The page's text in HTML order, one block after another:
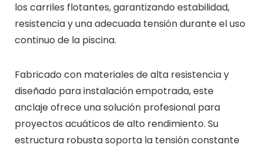
los carriles flotantes, garantizando estabilidad,
resistencia y una adecuada tensión durante el uso
continuo de la piscina.
Fabricado con materiales de alta resistencia y
diseñado para instalación empotrada, este
anclaje ofrece una solución profesional para
proyectos acuáticos de alto rendimiento. Su
estructura robusta soporta la tensión constante